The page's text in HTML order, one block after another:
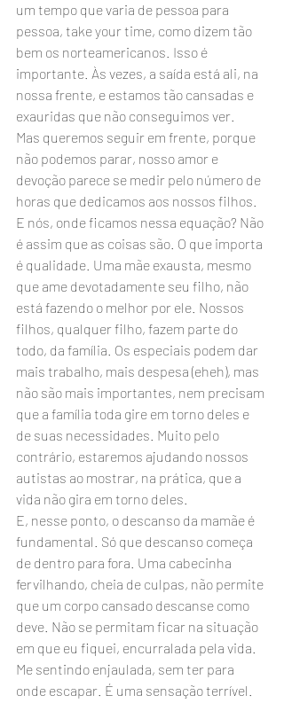
um tempo que varia de pessoa para
pessoa, take your time, como dizem tão
bem os norteamericanos. Isso é
importante. Às vezes, a saída está ali, na
nossa frente, e estamos tão cansadas e
exauridas que não conseguimos ver.
Mas queremos seguir em frente, porque
não podemos parar, nosso amor e
devoção parece se medir pelo número de
horas que dedicamos aos nossos filhos.
E nós, onde ficamos nessa equação? Não
é assim que as coisas são. O que importa
é qualidade. Uma mãe exausta, mesmo
que ame devotadamente seu filho, não
está fazendo o melhor por ele. Nossos
filhos, qualquer filho, fazem parte do
todo, da família. Os especiais podem dar
mais trabalho, mais despesa (eheh), mas
não são mais importantes, nem precisam
que a família toda gire em torno deles e
de suas necessidades. Muito pelo
contrário, estaremos ajudando nossos
autistas ao mostrar, na prática, que a
vida não gira em torno deles.
E, nesse ponto, o descanso da mamãe é
fundamental. Só que descanso começa
de dentro para fora. Uma cabecinha
fervilhando, cheia de culpas, não permite
que um corpo cansado descanse como
deve. Não se permitam ficar na situação
em que eu fiquei, encurralada pela vida.
Me sentindo enjaulada, sem ter para
onde escapar. É uma sensação terrível.